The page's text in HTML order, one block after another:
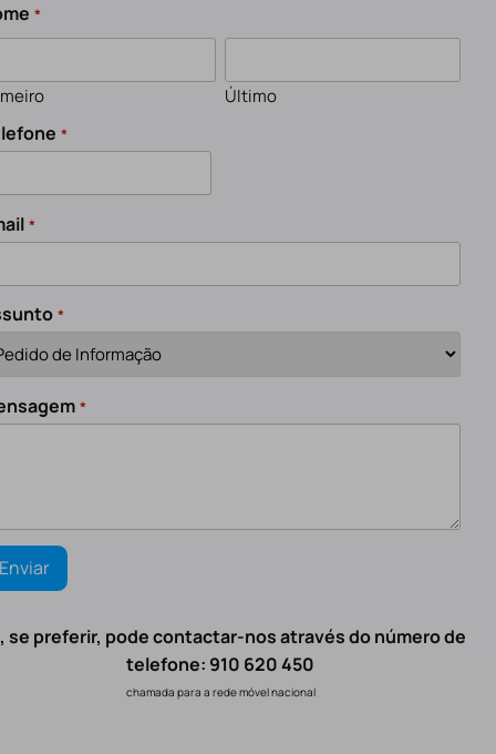
*
Último
*
*
*
*
se preferir, pode contactar-nos através do número de
telefone: 910 620 450
chamada para a rede móvel nacional